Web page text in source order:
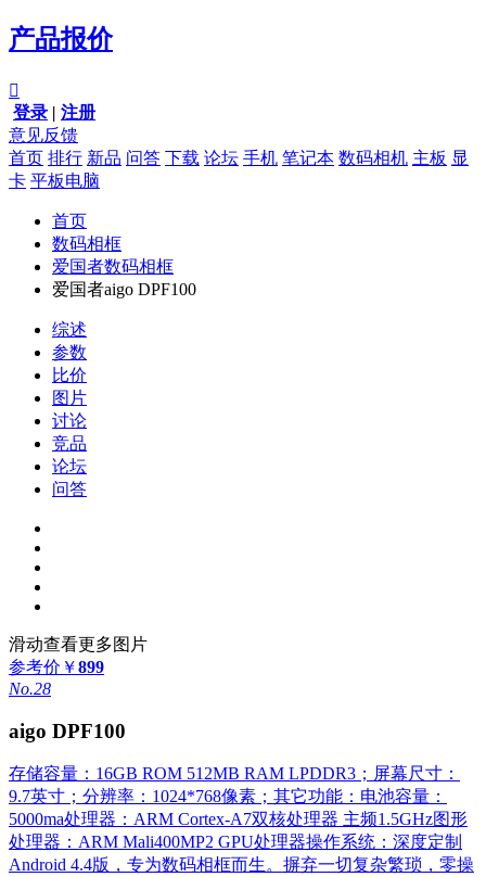
产品报价

登录 | 注册
意见反馈
首页 排行 新品 问答 下载 论坛 手机 笔记本 数码相机 主板 显
卡 平板电脑
首页
数码相框
爱国者数码相框
爱国者aigo DPF100
综述
参数
比价
图片
讨论
竞品
论坛
问答
滑动查看更多图片
参考价 ￥899
No.28
aigo DPF100
存储容量：16GB ROM 512MB RAM LPDDR3；屏幕尺寸：
9.7英寸；分辨率：1024*768像素；其它功能：电池容量：
5000ma处理器：ARM Cortex-A7双核处理器 主频1.5GHz图形
处理器：ARM Mali400MP2 GPU处理器操作系统：深度定制
Android 4.4版，专为数码相框而生。摒弃一切复杂繁琐，零操